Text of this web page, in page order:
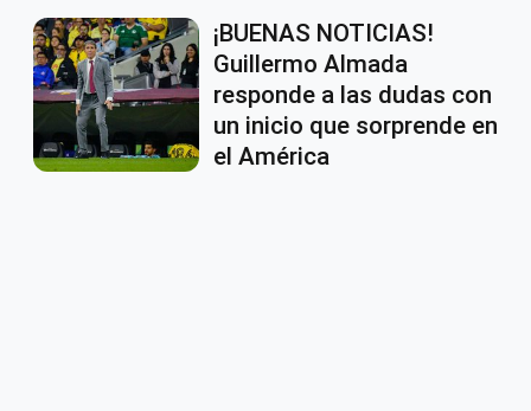
¡BUENAS NOTICIAS!
Guillermo Almada
responde a las dudas con
un inicio que sorprende en
el América